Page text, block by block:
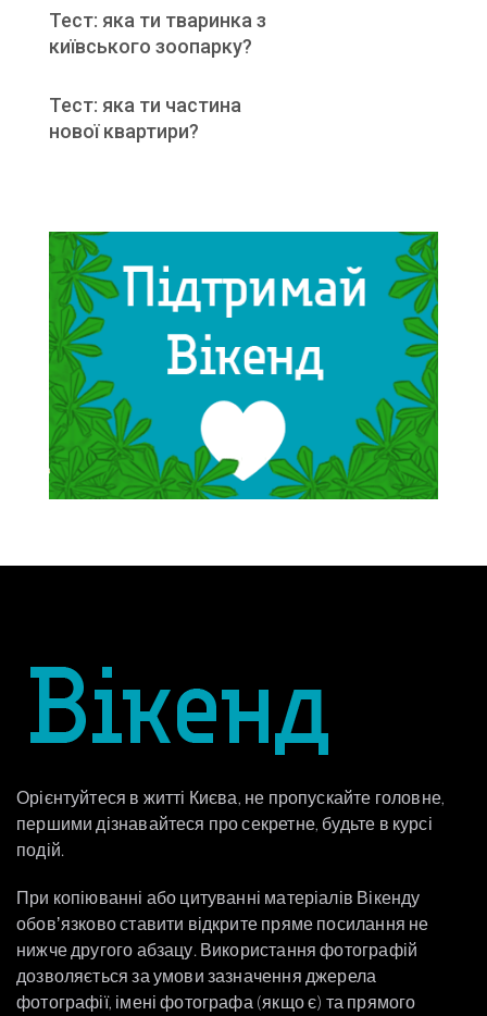
Тест: яка ти тваринка з
київського зоопарку?
Тест: яка ти частина
нової квартири?
Орієнтуйтеся в житті Києва, не пропускайте головне,
першими дізнавайтеся про секретне, будьте в курсі
подій.
При копіюванні або цитуванні матеріалів Вікенду
обовʼязково ставити відкрите пряме посилання не
нижче другого абзацу. Використання фотографій
дозволяється за умови зазначення джерела
фотографії, імені фотографа (якщо є) та прямого